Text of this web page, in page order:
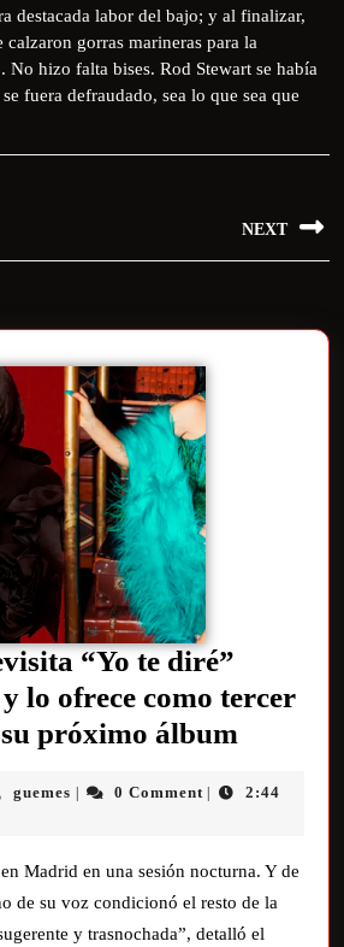
destacada labor del bajo; y al finalizar,
calzaron gorras marineras para la
No hizo falta bises. Rod Stewart se había
fuera defraudado, sea lo que sea que
NEXT
“Yo te diré”
lo ofrece como tercer
próximo álbum
guemes 0 Comment
2:44
Madrid en una sesión nocturna. Y de
de su voz condicionó el resto de la
y trasnochada”, detalló el